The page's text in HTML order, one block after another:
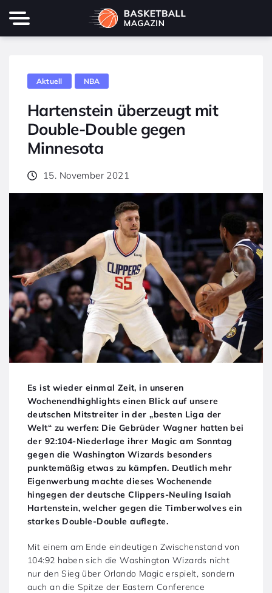
Aktuell NBA
Hartenstein überzeugt mit
Double-Double gegen
Minnesota
15. November 2021
Es ist wieder einmal Zeit, in unseren
Wochenendhighlights einen Blick auf unsere
deutschen Mitstreiter in der „besten Liga der
Welt“ zu werfen: Die Gebrüder Wagner hatten bei
der 92:104-Niederlage ihrer Magic am Sonntag
gegen die Washington Wizards besonders
punktemäßig etwas zu kämpfen. Deutlich mehr
Eigenwerbung machte dieses Wochenende
hingegen der deutsche Clippers-Neuling Isaiah
Hartenstein, welcher gegen die Timberwolves ein
starkes Double-Double auflegte.
Mit einem am Ende eindeutigen Zwischenstand von
104:92 haben sich die Washington Wizards nicht
nur den Sieg über Orlando Magic erspielt, sondern
auch an die Spitze der Eastern Conference